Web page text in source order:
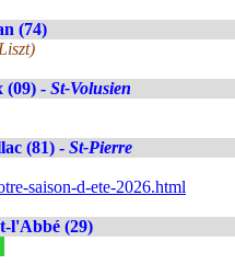
(74)
(09) - St-Volusien
(81) - St-Pierre
saison-d-ete-2026.html
l'Abbé (29)